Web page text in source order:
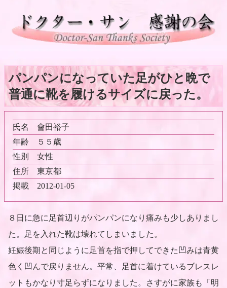
パンパンになっていた足がひと晩で
普通に靴を履けるサイズに戻った。
氏名
會田裕子
年齢
５５歳
性別
女性
住所
東京都
掲載
2012-01-05
８日に急に足首辺りがパンパンになり痛みも少しありまし
た。足を入れた靴は壊れてしまいました。
妊娠後期と同じように足首を指で押してできた凹みは青黄
色く凹んで戻りません。平常、足首に着けているブレスレ
ットもかなり寸足らずになりました。さすがに家族も「明